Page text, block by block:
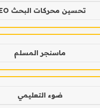
تحسين محركات البحث SEO
ماسنجر المسلم
ضوء التعليمي